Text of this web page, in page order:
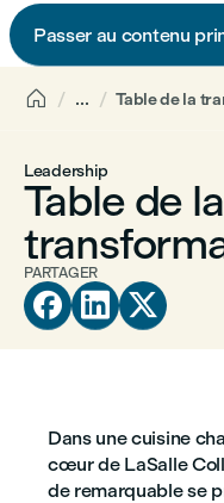
Passer au contenu

 ... Table de la
Leadership
Table de la
PARTAGER
  
Dans une cuisine
cœur de LaSalle
de remarquable se